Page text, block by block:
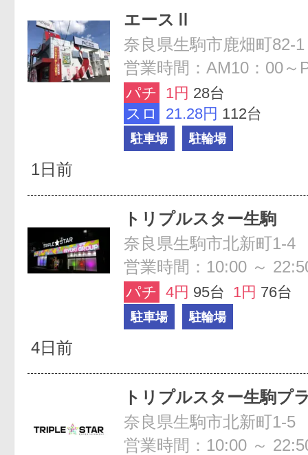
エースⅡ
奈良県生駒市鹿畑町82-1
営業時間：AM10：00～
パチ 1円 28台
スロ
21.28円 112台
駐車場 駐輪場
1日前
トリプルスター生駒
奈良県生駒市北新町1-4
営業時間：10:00 ～
パチ 4円 95台 1円 76台
駐車場 駐輪場
4日前
トリプルスター生駒プ
奈良県生駒市北新町1-5
営業時間：10:00 ～